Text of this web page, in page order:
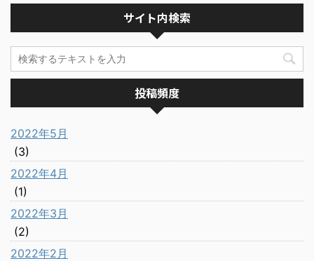
サイト内検索
投稿頻度
2022年5月
(3)
2022年4月
(1)
2022年3月
(2)
2022年2月